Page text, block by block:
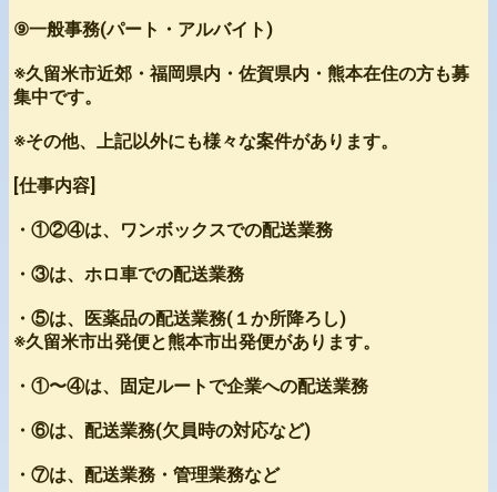
⑨一般事務(パート・アルバイト)
※久留米市近郊・福岡県内・佐賀県内・熊本在住の方も募
集中です。
※その他、上記以外にも様々な案件があります。
[仕事内容]
・①②④は、ワンボックスでの配送業務
・③は、ホロ車での配送業務
・⑤は、医薬品の配送業務(１か所降ろし)
※久留米市出発便と熊本市出発便があります。
・①〜④は、固定ルートで企業への配送業務
・⑥は、配送業務(欠員時の対応など)
・⑦は、配送業務・管理業務など